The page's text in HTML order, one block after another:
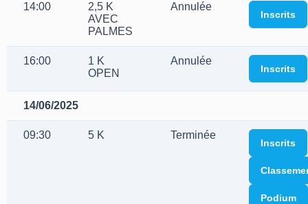
14:00
2,5 K
AVEC
PALMES
Annulée
Inscrits
16:00
1 K
OPEN
Annulée
Inscrits
14/06/2025
09:30 5 K Terminée
Inscrits
Podium